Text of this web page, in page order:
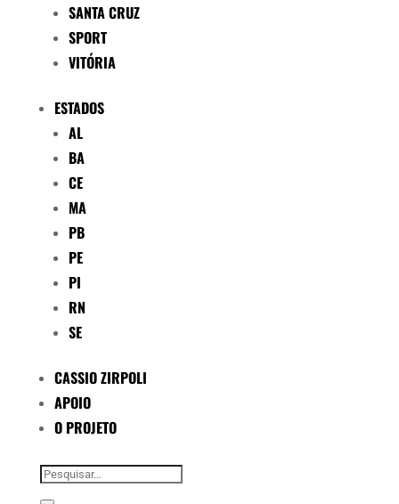
SANTA CRUZ
SPORT
VITÓRIA
ESTADOS
AL
BA
CE
MA
PB
PE
PI
RN
SE
CASSIO ZIRPOLI
APOIO
O PROJETO